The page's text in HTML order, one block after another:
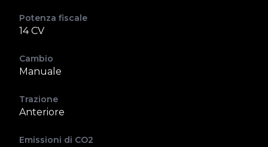
Potenza fiscale
14 CV
Cambio
Manuale
Trazione
Anteriore
Emissioni di CO2